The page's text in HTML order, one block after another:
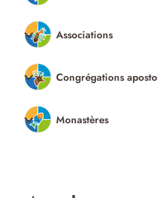
Associations
Congrégations
Monastères